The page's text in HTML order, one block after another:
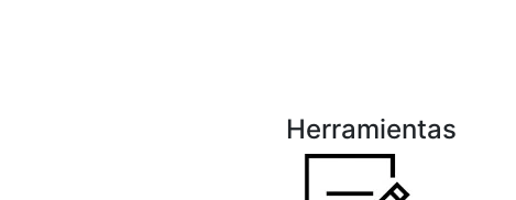
Herramientas